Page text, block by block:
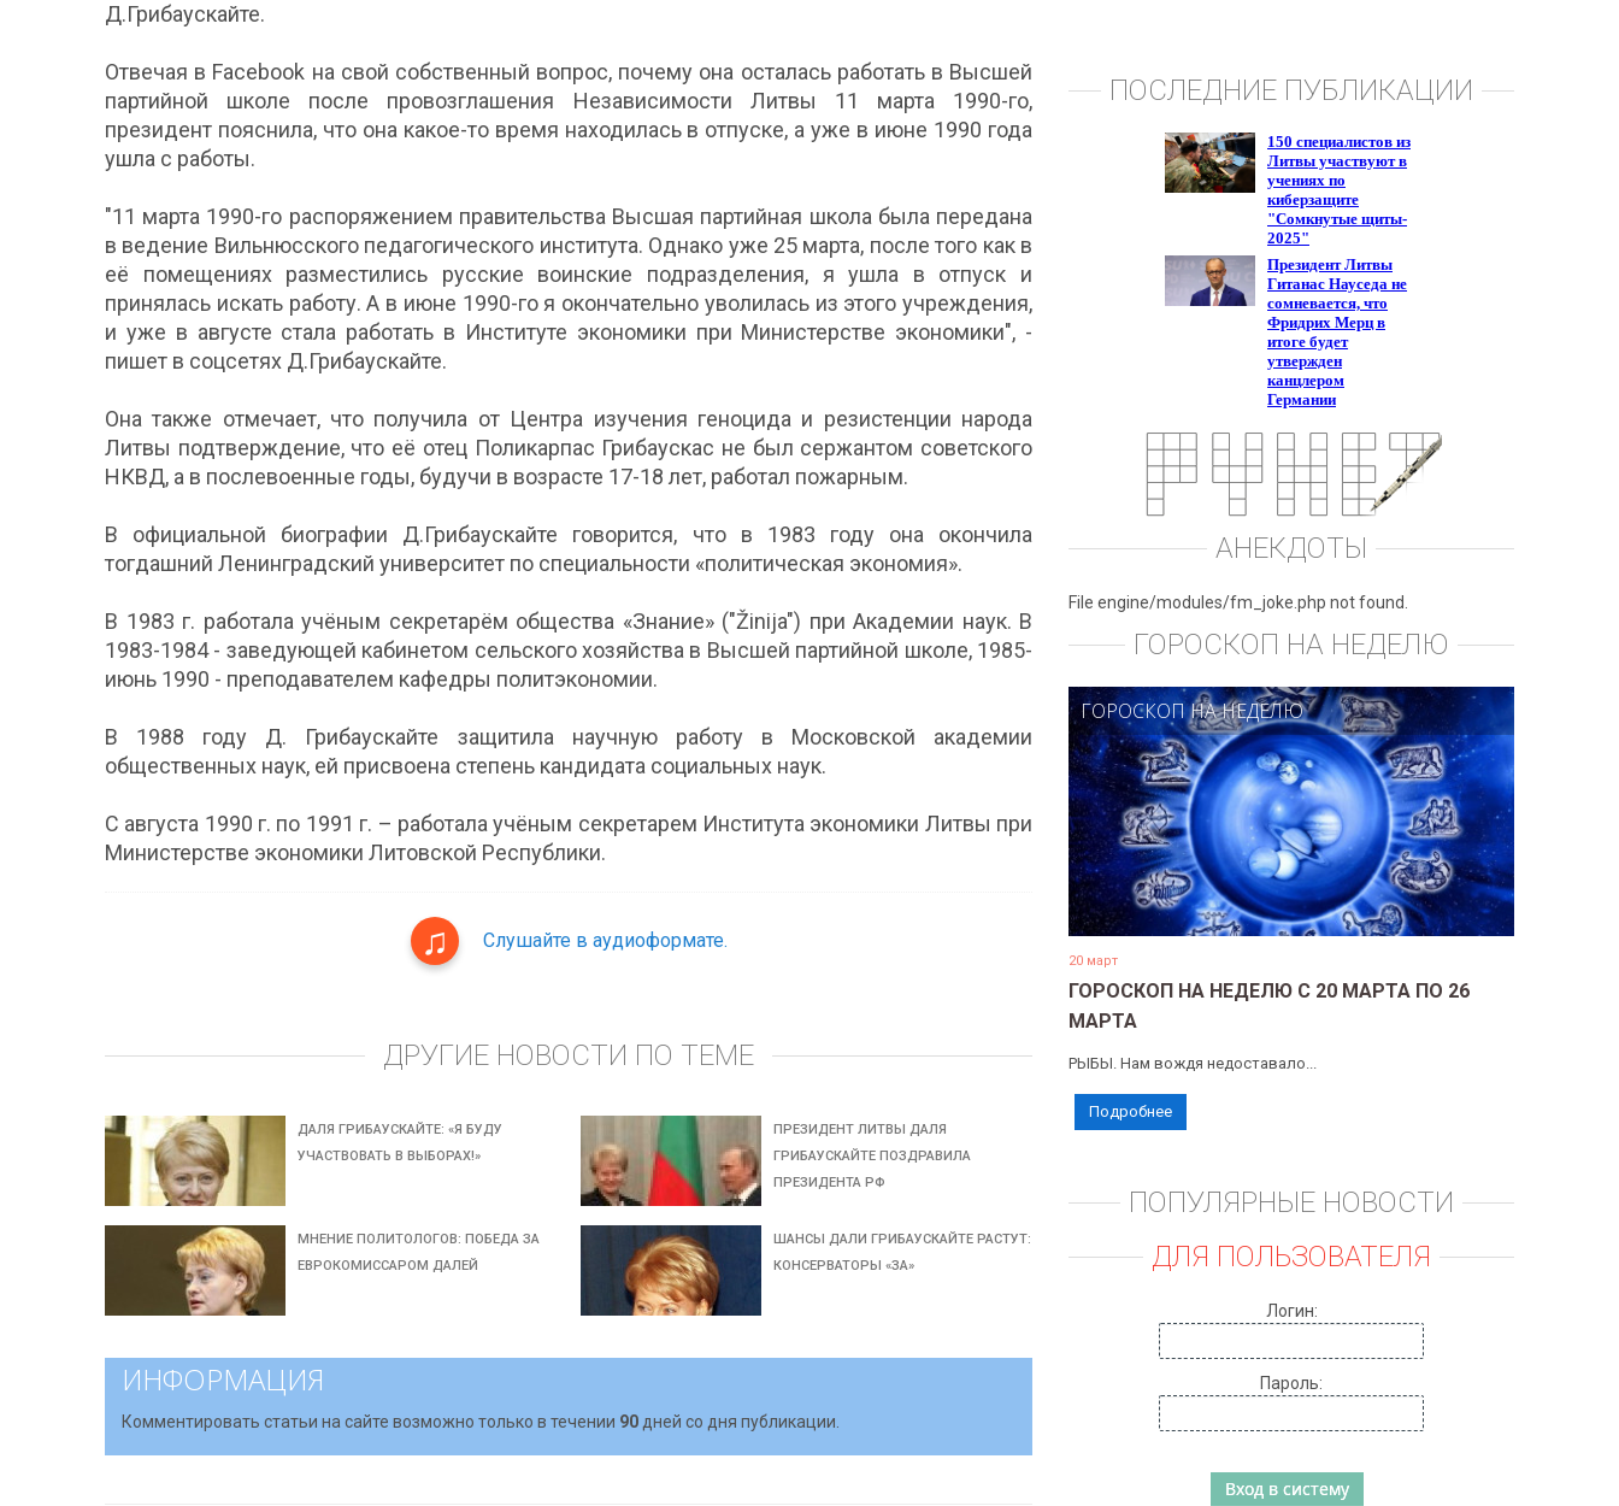
Д.Грибаускайте.
Отвечая в Facebook на свой собственный вопрос, почему она осталась работать в Высшей
партийной школе после провозглашения Независимости Литвы 11 марта 1990-го,
президент пояснила, что она какое-то время находилась в отпуске, а уже в июне 1990 года
ушла с работы.
"11 марта 1990-го распоряжением правительства Высшая партийная школа была передана
в ведение Вильнюсского педагогического института. Однако уже 25 марта, после того как в
её помещениях разместились русские воинские подразделения, я ушла в отпуск и
принялась искать работу. А в июне 1990-го я окончательно уволилась из этого учреждения,
и уже в августе стала работать в Институте экономики при Министерстве экономики", -
пишет в соцсетях Д.Грибаускайте.
Она также отмечает, что получила от Центра изучения геноцида и резистенции народа
Литвы подтверждение, что её отец Поликарпас Грибаускас не был сержантом советского
НКВД, а в послевоенные годы, будучи в возрасте 17-18 лет, работал пожарным.
В официальной биографии Д.Грибаускайте говорится, что в 1983 году она окончила
тогдашний Ленинградский университет по специальности «политическая экономия».
В 1983 г. работала учёным секретарём общества «Знание» ("Žinija") при Академии наук. В
1983-1984 - заведующей кабинетом сельского хозяйства в Высшей партийной школе, 1985-
июнь 1990 - преподавателем кафедры политэкономии.
В 1988 году Д. Грибаускайте защитила научную работу в Московской академии
общественных наук, ей присвоена степень кандидата социальных наук.
С августа 1990 г. по 1991 г. – работала учёным секретарем Института экономики Литвы при
Министерстве экономики Литовской Республики.
Слушайте в аудиоформате.
ДРУГИЕ НОВОСТИ ПО ТЕМЕ
ДАЛЯ ГРИБАУСКАЙТЕ: «Я БУДУ
УЧАСТВОВАТЬ В ВЫБОРАХ!»
ПРЕЗИДЕНТ ЛИТВЫ ДАЛЯ
ГРИБАУСКАЙТЕ ПОЗДРАВИЛА
ПРЕЗИДЕНТА РФ
МНЕНИЕ ПОЛИТОЛОГОВ: ПОБЕДА ЗА
ЕВРОКОМИССАРОМ ДАЛЕЙ
ШАНСЫ ДАЛИ ГРИБАУСКАЙТЕ РАСТУТ:
КОНСЕРВАТОРЫ «ЗА»
ИНФОРМАЦИЯ
Комментировать статьи на сайте возможно только в течении 90 дней со дня публикации.
ПОСЛЕДНИЕ ПУБЛИКАЦИИ
АНЕКДОТЫ
File engine/modules/fm_joke.php not found.
ГОРОСКОП НА НЕДЕЛЮ
ГОРОСКОП НА НЕДЕЛЮ
20 март
ГОРОСКОП НА НЕДЕЛЮ С 20 МАРТА ПО 26
МАРТА
РЫБЫ. Нам вождя недоставало...
Подробнее
ПОПУЛЯРНЫЕ НОВОСТИ
ДЛЯ ПОЛЬЗОВАТЕЛЯ
Логин:
Пароль: